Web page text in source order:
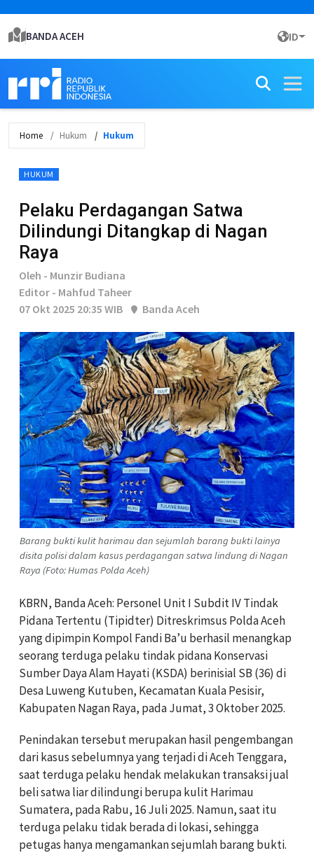
BANDA ACEH ID
Home Hukum Hukum
HUKUM
Pelaku Perdagangan Satwa
Dilindungi Ditangkap di Nagan
Raya
Oleh - Munzir Budiana
Editor - Mahfud Taheer
07 Okt 2025 20:35 WIB
Banda Aceh
Barang bukti kulit harimau dan sejumlah barang bukti lainya
disita polisi dalam kasus perdagangan satwa lindung di Nagan
Raya (Foto: Humas Polda Aceh)
KBRN, Banda Aceh: Personel Unit I Subdit IV Tindak
Pidana Tertentu (Tipidter) Ditreskrimsus Polda Aceh
yang dipimpin Kompol Fandi Ba’u berhasil menangkap
seorang terduga pelaku tindak pidana Konservasi
Sumber Daya Alam Hayati (KSDA) berinisial SB (36) di
Desa Luweng Kutuben, Kecamatan Kuala Pesisir,
Kabupaten Nagan Raya, pada Jumat, 3 Oktober 2025.
Penindakan tersebut merupakan hasil pengembangan
dari kasus sebelumnya yang terjadi di Aceh Tenggara,
saat terduga pelaku hendak melakukan transaksi jual
beli satwa liar dilindungi berupa kulit Harimau
Sumatera, pada Rabu, 16 Juli 2025. Namun, saat itu
terduga pelaku tidak berada di lokasi, sehingga
petugas hanya mengamankan sejumlah barang bukti.